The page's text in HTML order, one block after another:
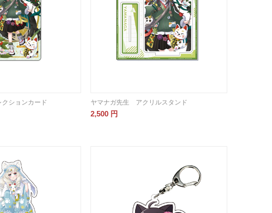
ションカード
ヤマナガ先生 アクリルスタンド
2,500 円